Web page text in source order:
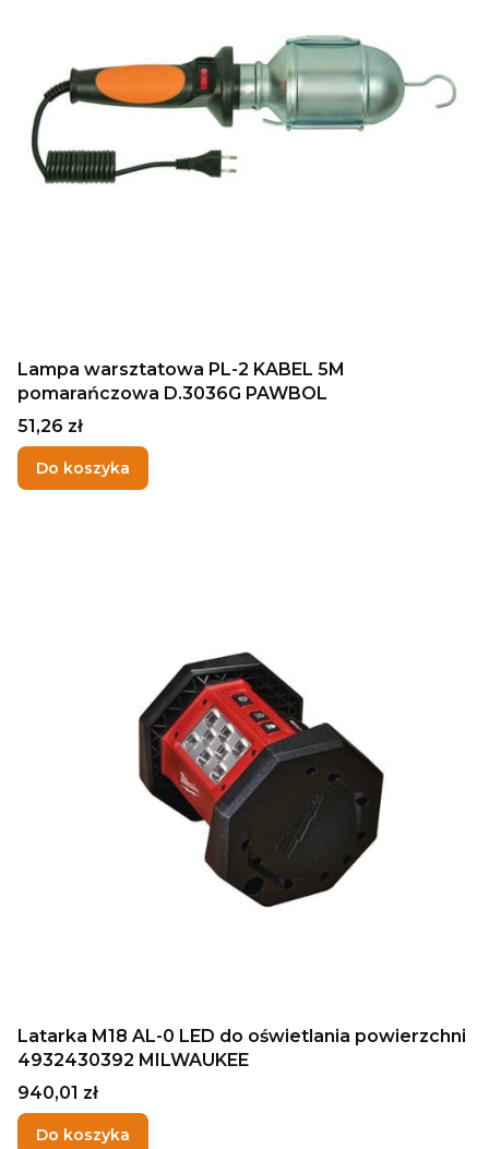
Lampa warsztatowa PL-2 KABEL 5M
pomarańczowa D.3036G PAWBOL
Cena
51,26 zł
Do koszyka
Latarka M18 AL-0 LED do oświetlania powierzchni
4932430392 MILWAUKEE
Cena
940,01 zł
Do koszyka